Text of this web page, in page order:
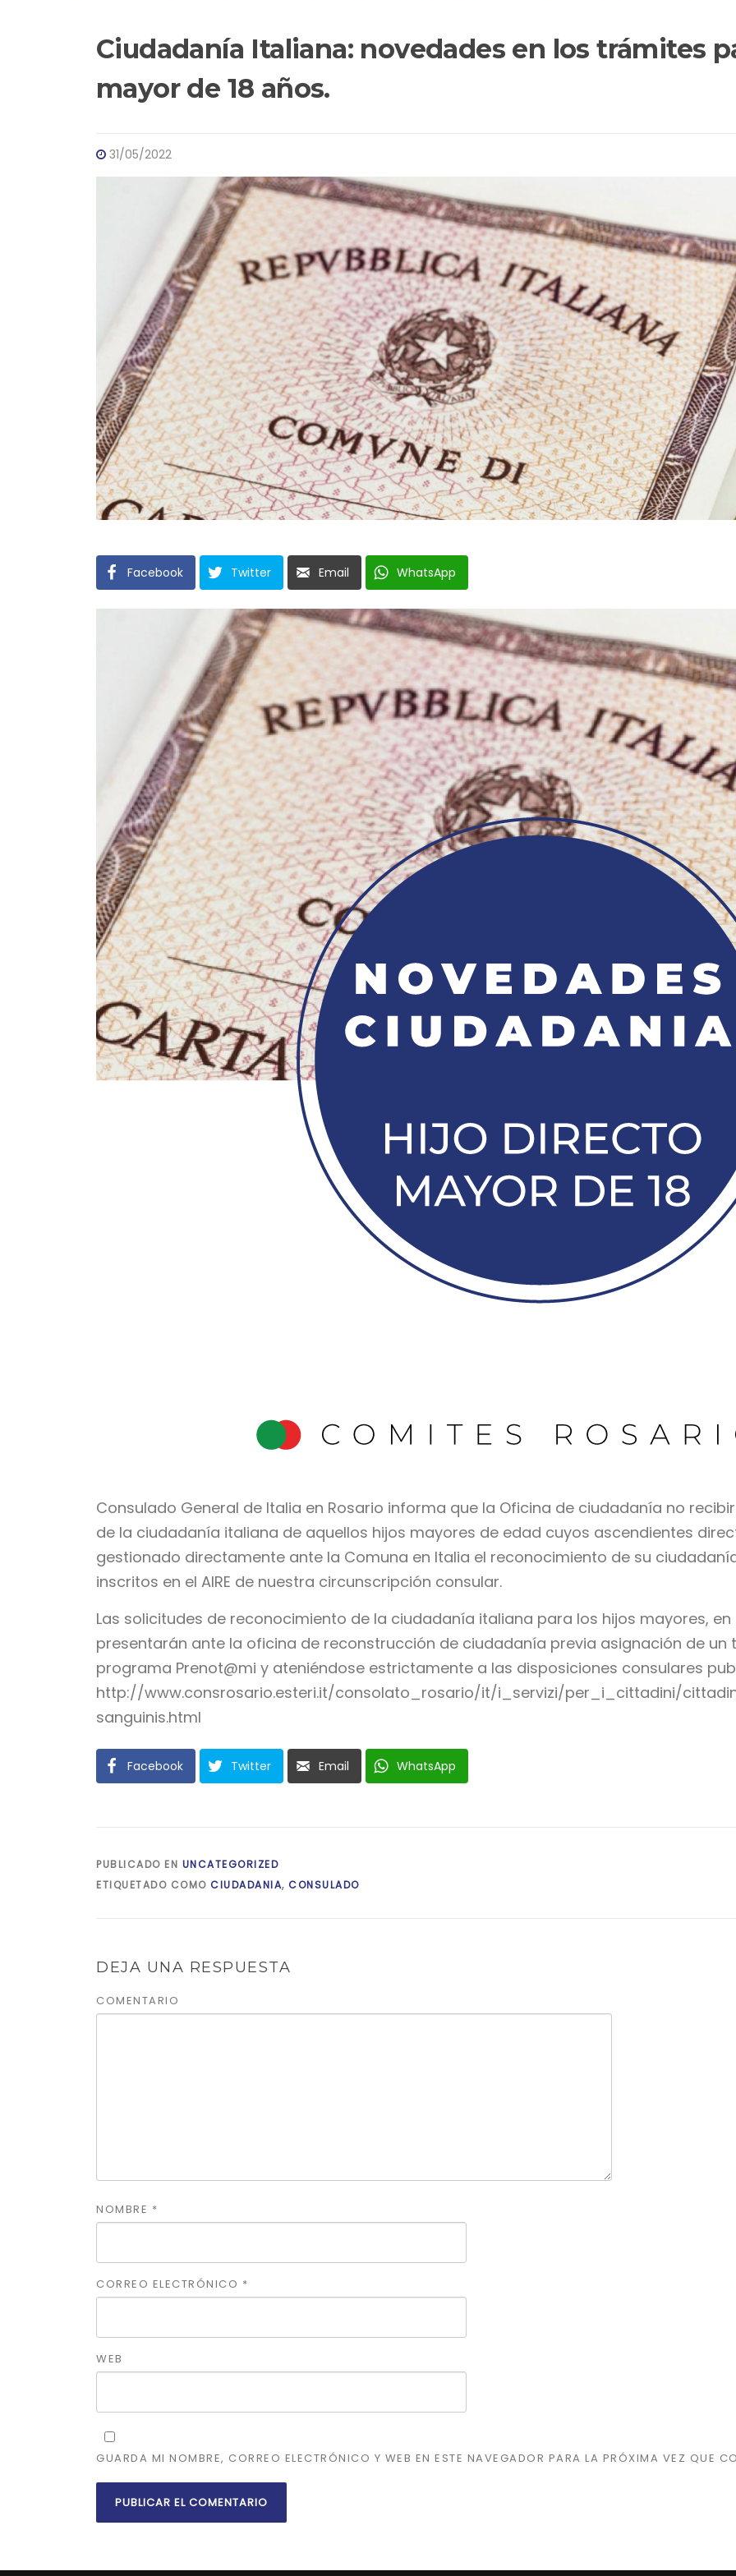
Ciudadanía Italiana: novedades en los trámites
mayor de 18 años.
31/05/2022
Facebook Twitter Email WhatsApp
Consulado General de Italia en Rosario informa que la Oficina de ciudadanía no
de la ciudadanía italiana de aquellos hijos mayores de edad cuyos ascendientes
gestionado directamente ante la Comuna en Italia el reconocimiento de su
inscritos en el AIRE de nuestra circunscripción consular.
Las solicitudes de reconocimiento de la ciudadanía italiana para los hijos mayores,
presentarán ante la oficina de reconstrucción de ciudadanía previa asignación de un
programa Prenot@mi y ateniéndose estrictamente a las disposiciones consulares
http://www.consrosario.esteri.it/consolato_rosario/it/i_servizi/per_i_cittadini/
sanguinis.html
Facebook Twitter Email WhatsApp
PUBLICADO EN UNCATEGORIZED
ETIQUETADO COMO CIUDADANIA, CONSULADO
DEJA UNA RESPUESTA
COMENTARIO
NOMBRE *
CORREO ELECTRÓNICO *
WEB
GUARDA MI NOMBRE, CORREO ELECTRÓNICO Y WEB EN ESTE NAVEGADOR PARA LA PRÓXIMA VEZ QUE